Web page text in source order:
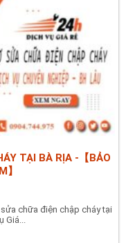
TẠI BÀ RỊA -【BẢO
chữa điện chập cháy tại
Giá...